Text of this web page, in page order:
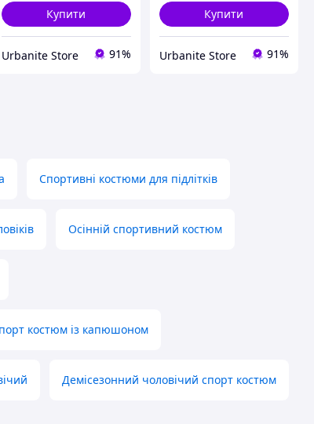
Купити
Urbanite Store 91%
Купити
Urbanite Store 91%
Спортивні костюми для підлітків
Осінній спортивний костюм
костюм із капюшоном
Демісезонний чоловічий спорт костюм